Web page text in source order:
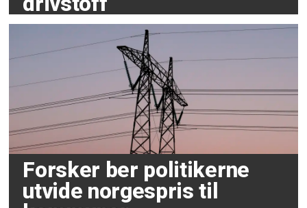
Forsker ber politikerne
utvide norgespris til